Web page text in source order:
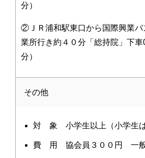
分）
②ＪＲ浦和駅東口から国際興業バ
業所行き約４０分「総持院」下車
分）
その他
対 象 小学生以上（小学生は
費 用 協会員３００円 一般